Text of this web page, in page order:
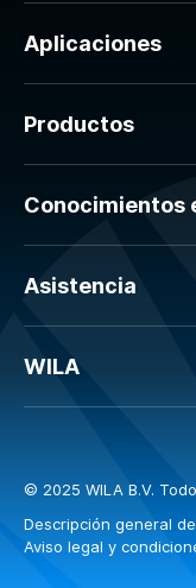
Aplicaciones
Productos
Conocimientos
Asistencia
WILA
© 2025 WILA B.V.
Descripción general
Aviso legal y